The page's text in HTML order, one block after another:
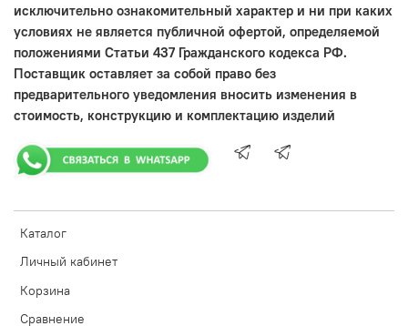
Каталог
Личный кабинет
Корзина
Сравнение
исключительно ознакомительный характер и ни при каких
условиях не является публичной офертой, определяемой
положениями Статьи 437 Гражданского кодекса РФ.
Поставщик оставляет за собой право без
предварительного уведомления вносить изменения в
стоимость, конструкцию и комплектацию изделий